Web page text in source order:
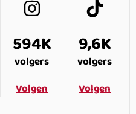
594K
volgers
Volgen
9,6K
volgers
Volgen